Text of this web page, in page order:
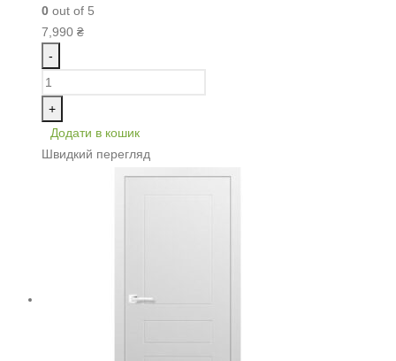
0 out of 5
7,990 ₴
-
+
Додати в кошик
Швидкий перегляд